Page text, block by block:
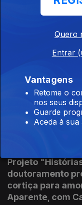
de investigação
de Aveiro
cefalópodes;
metais no
idosos de
24 mar. 2018
Projeto
doutoramento
cortiça para
Aparente, com
Quero
Entrar
Vantagens
Retome o
nos seus
Guarde
Aceda à sua